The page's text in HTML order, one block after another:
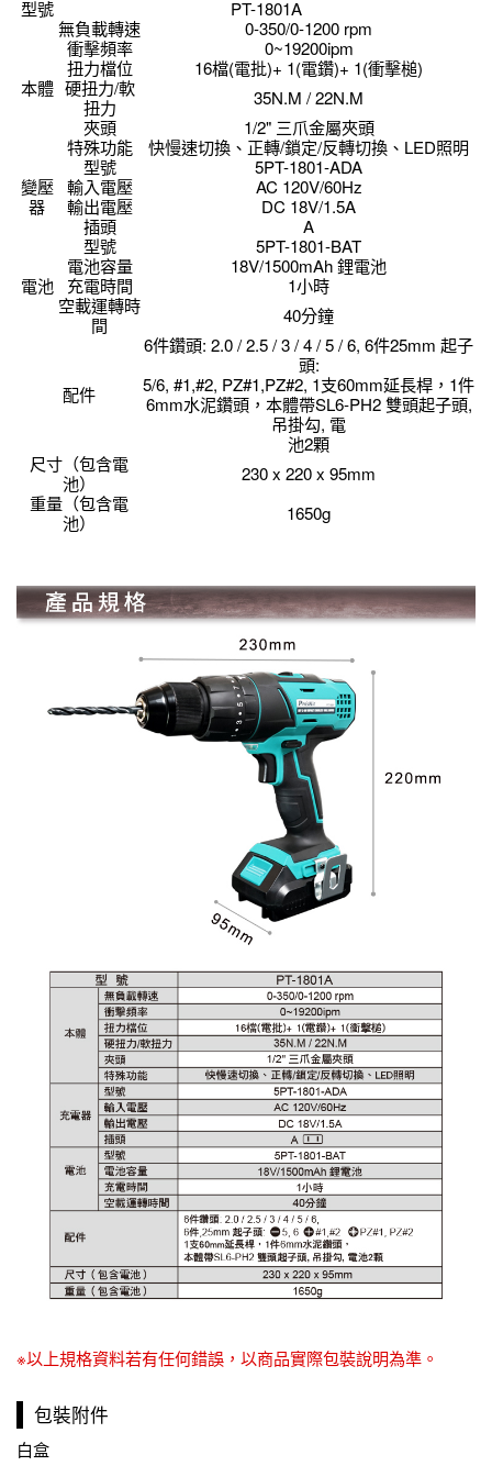
型號 PT-1801A
本體
無負載轉速
0-350/0-1200 rpm
衝擊頻率
0~19200ipm
扭力檔位
16檔(電批)+ 1(電鑽)+ 1(衝擊槌)
硬扭力/軟
扭力
35N.M / 22N.M
夾頭
1/2" 三爪金屬夾頭
特殊功能
快慢速切換、正轉/鎖定/反轉切換、LED照明
變壓
器
型號
5PT-1801-ADA
輸入電壓
AC 120V/60Hz
輸出電壓
DC 18V/1.5A
插頭
A
電池
型號
5PT-1801-BAT
電池容量
18V/1500mAh 鋰電池
充電時間
1小時
空載運轉時
間
40分鐘
配件
6件鑽頭: 2.0 / 2.5 / 3 / 4 / 5 / 6, 6件25mm 起子
頭:
5/6, #1,#2, PZ#1,PZ#2, 1支60mm延長桿，1件
6mm水泥鑽頭，本體帶SL6-PH2 雙頭起子頭,
吊掛勾, 電
池2顆
尺寸（包含電
池）
230 x 220 x 95mm
重量（包含電
池）
1650g
※以上規格資料若有任何錯誤，以商品實際包裝說明為準。
包裝附件
白盒